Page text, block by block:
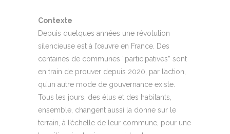
Contexte
Depuis quelques années une révolution
silencieuse est à l’œuvre en France. Des
centaines de communes “participatives” sont
en train de prouver depuis 2020, par l’action,
qu’un autre mode de gouvernance existe.
Tous les jours, des élus et des habitants,
ensemble, changent aussi la donne sur le
terrain, à l’échelle de leur commune, pour une